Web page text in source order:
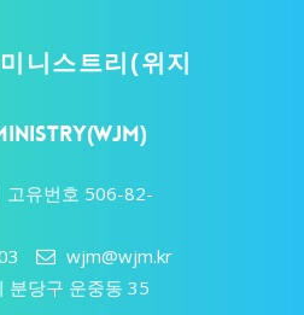
니스트리(위지
유번호 506-82-
wjm@wjm.kr